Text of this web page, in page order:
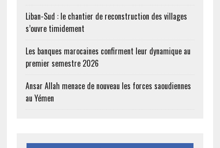
Liban-Sud : le chantier de reconstruction des villages
s’ouvre timidement
Les banques marocaines confirment leur dynamique au
premier semestre 2026
Ansar Allah menace de nouveau les forces saoudiennes
au Yémen